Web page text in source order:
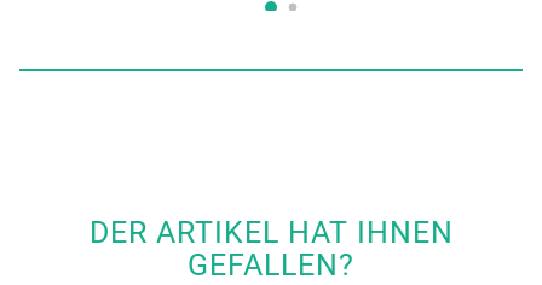
DER ARTIKEL HAT IHNEN
GEFALLEN?